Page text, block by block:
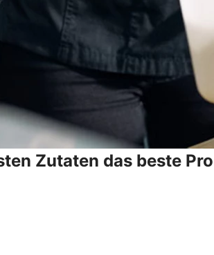
Zutaten das beste